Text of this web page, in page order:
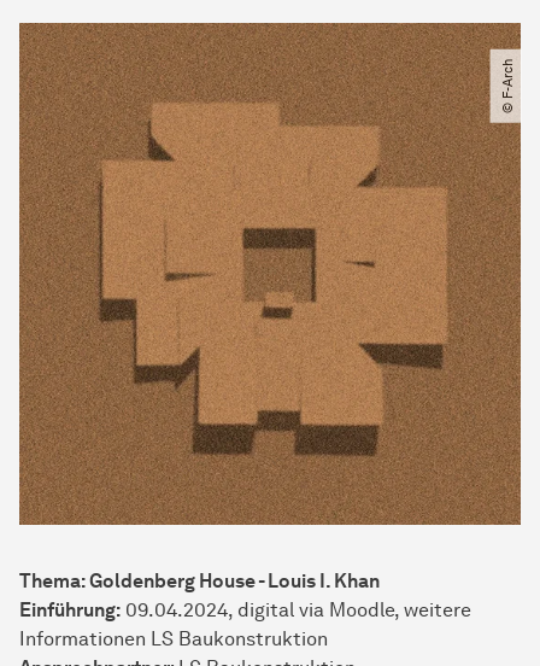
© F-Arch
Thema: Goldenberg House - Louis I. Khan
Einführung: 09.04.2024, digital via Moodle, weitere
Informationen LS Baukonstruktion